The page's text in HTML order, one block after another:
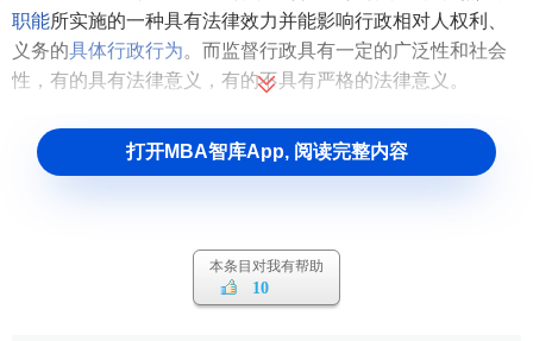
职能所实施的一种具有法律效力并能影响行政相对人权利、
义务的具体行政行为。而监督行政具有一定的广泛性和社会
性，有的具有法律意义，有的不具有严格的法律意义。
打开MBA智库App, 阅读完整内容
本条目对我有帮助
10